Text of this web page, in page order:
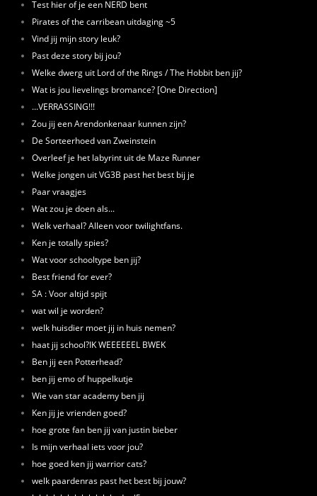
Test hier of je een NERD bent
Pirates of the carribean uitdaging ~5
Vind jij mijn story leuk?
Past deze story bij jou?
Welke dwerg uit Lord of the Rings / The Hobbit ben jij?
Wat is jou lievelings bromance? [One Direction]
...VERRASSING!!!
Zou jij een Arendonkenaar kunnen zijn?
De Sorteerhoed van Zweinstein
Overleef je het labyrint uit de Maze Runner
Welke jongen uit VG3B past het best bij je
Paar vraagjes
Wat zou je doen als...
Welk verhaal? Alleen voor twilightfans.
Ken je totally spies?
Wat voor schooltype ben jij?
Best friend for ever?
SA : Voor altijd spijt
wat wil je worden?
welk huisdier moet jij in huis nemen?
haat jij school?IK WEEEEEEL BWEK
Ben jij een Potterhead?
ben jij emo of huppelkutje
Wie van star academy ben jij
Ken jij je vrienden goed?
hoe grote fan ben jij van justin bieber
Is mijn verhaal iets voor jou?
hoe goed ken jij warrior cats?
welk paardenras past het best bij jouw?